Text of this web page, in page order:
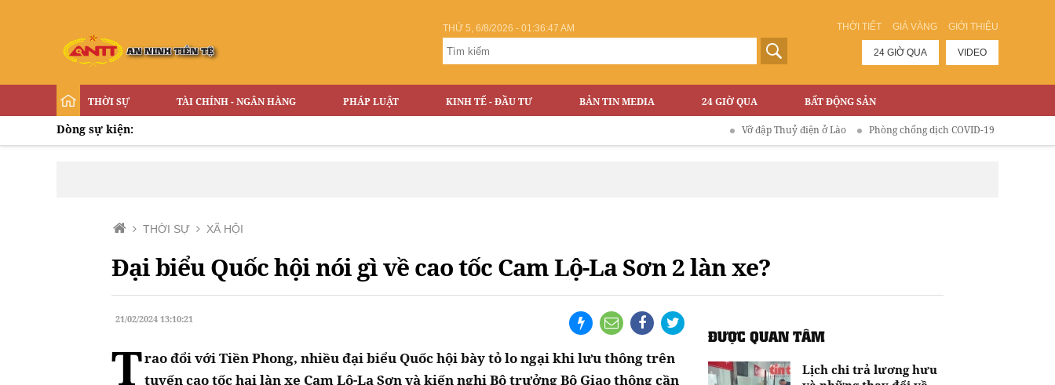
THỜI TIẾT GIÁ VÀNG GIỚI THIỆU
THỨ 5, 6/8/2026 - 01:36:48 AM
24 GIỜ QUA VIDEO
THỜI SỰ TÀI CHÍNH - NGÂN HÀNG PHÁP LUẬT KINH TẾ - ĐẦU TƯ BẢN TIN MEDIA 24 GIỜ QUA BẤT ĐỘNG SẢN
Dòng sự kiện: Vỡ đập Thuỷ điện ở Lào Phòng chống dịch COVID-19
THỜI SỰ XÃ HỘI
Đại biểu Quốc hội nói gì về cao tốc Cam Lộ-La Sơn 2 làn xe?
21/02/2024 13:10:21
Trao đổi với Tiền Phong, nhiều đại biểu Quốc hội bày tỏ lo ngại khi lưu thông trên
tuyến cao tốc hai làn xe Cam Lộ-La Sơn và kiến nghị Bộ trưởng Bộ Giao thông cần
ĐƯỢC QUAN TÂM
Lịch chi trả lương hưu